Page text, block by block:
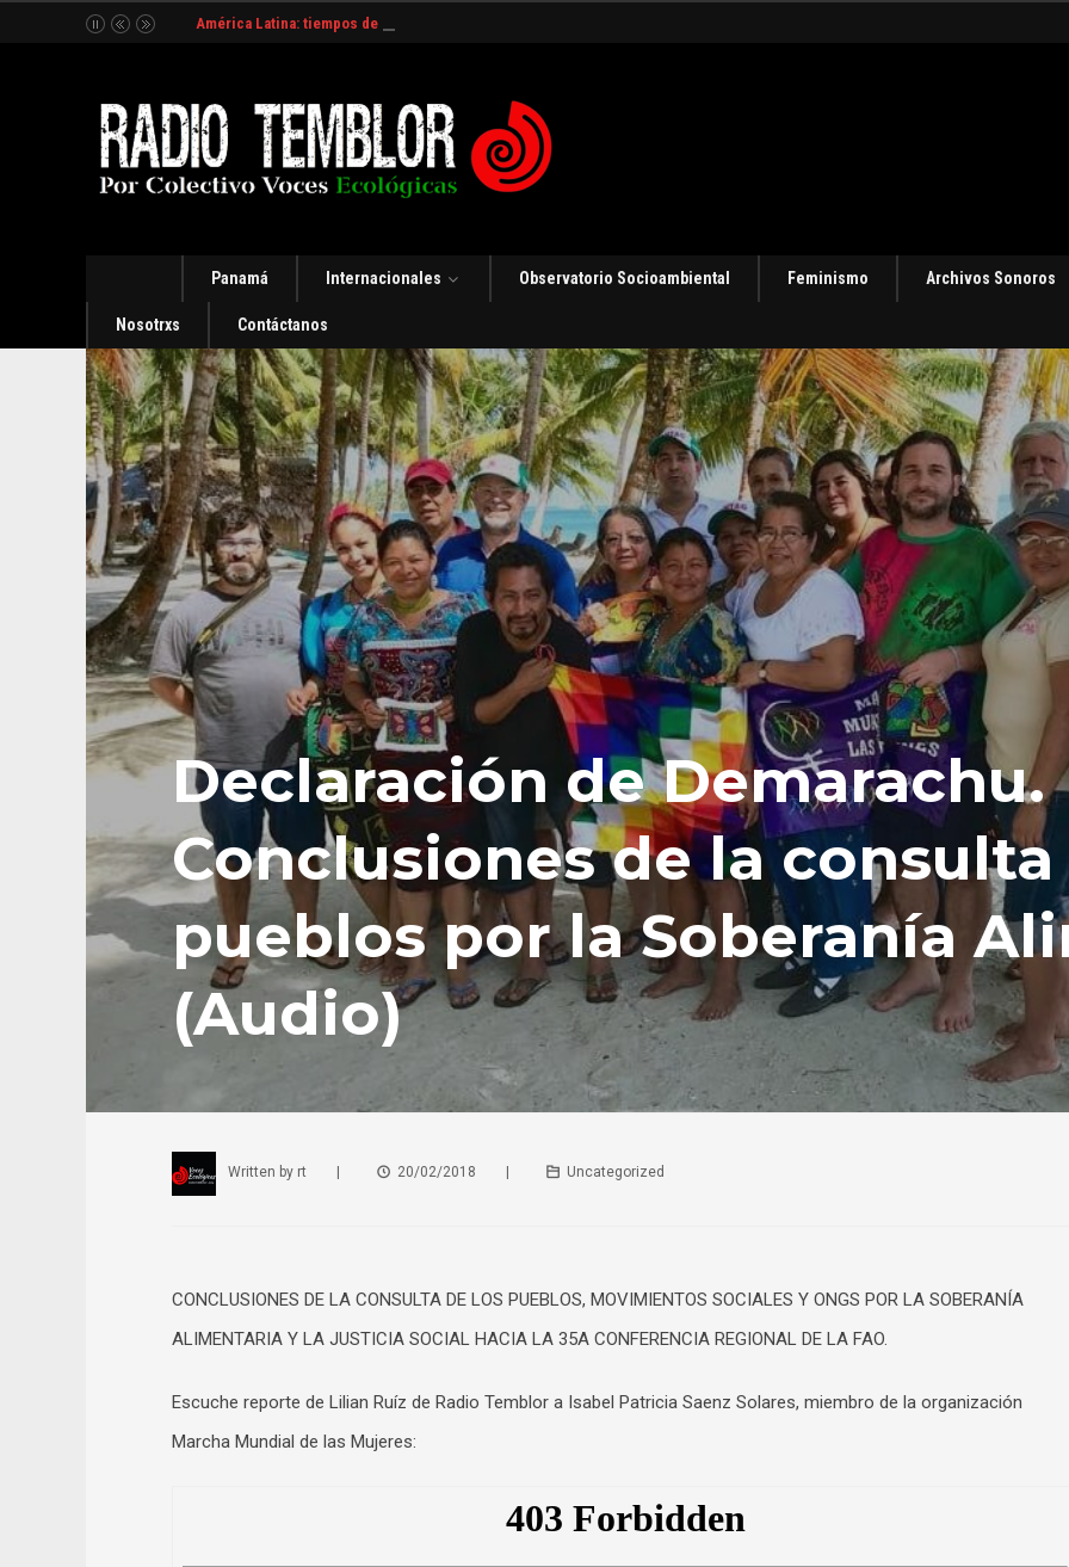
América Latina: tiempos de incertidumbre y organización
Panamá Internacionales Observatorio Socioambiental Feminismo Archivos Sonoros
Nosotrxs Contáctanos
Declaración de Demarachu.
Conclusiones de la consulta
pueblos por la Soberanía
(Audio)
Written by rt 20/02/2018 Uncategorized
CONCLUSIONES DE LA CONSULTA DE LOS PUEBLOS, MOVIMIENTOS SOCIALES Y ONGS POR LA SOBERANÍA
ALIMENTARIA Y LA JUSTICIA SOCIAL HACIA LA 35A CONFERENCIA REGIONAL DE LA FAO.
Escuche reporte de Lilian Ruíz de Radio Temblor a Isabel Patricia Saenz Solares, miembro de la organización
Marcha Mundial de las Mujeres: